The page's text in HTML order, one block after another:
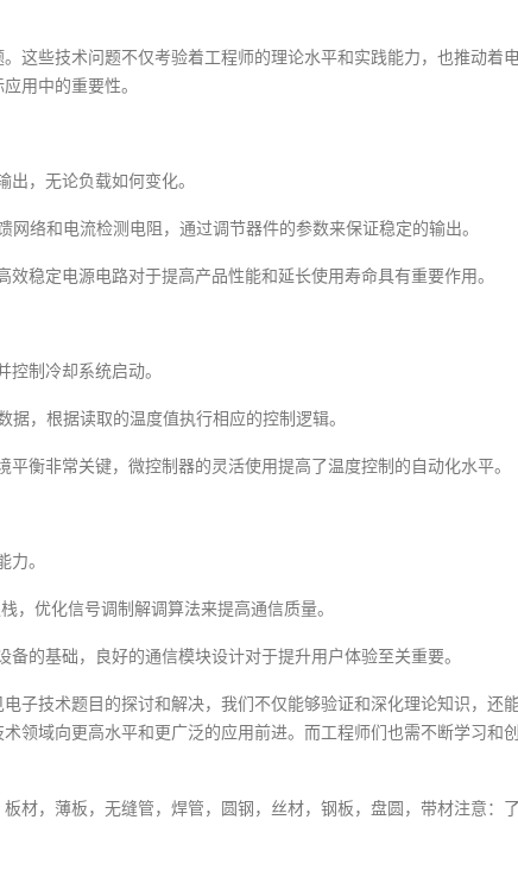
这些技术问题不仅考验着工程师的理论水平和实践能力，也推动着
用中的重要性。
，无论负载如何变化。
络和电流检测电阻，通过调节器件的参数来保证稳定的输出。
稳定电源电路对于提高产品性能和延长使用寿命具有重要作用。
制冷却系统启动。
，根据读取的温度值执行相应的控制逻辑。
衡非常关键，微控制器的灵活使用提高了温度控制的自动化水平。
。
，优化信号调制解调算法来提高通信质量。
的基础，良好的通信模块设计对于提升用户体验至关重要。
子技术题目的探讨和解决，我们不仅能够验证和深化理论知识，还
领域向更高水平和更广泛的应用前进。而工程师们也需不断学习和
材，薄板，无缝管，焊管，圆钢，丝材，钢板，盘圆，带材注意：